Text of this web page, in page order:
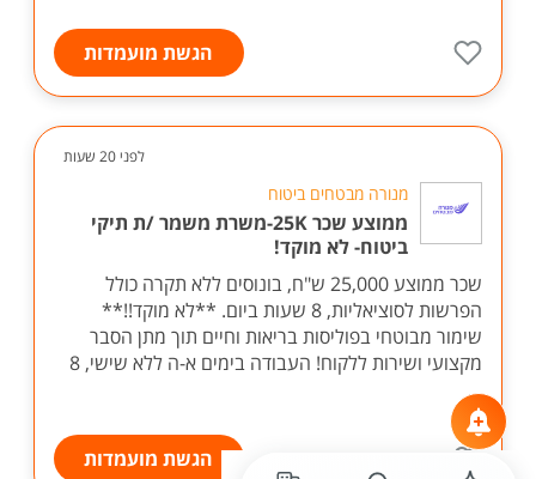
הגשת מועמדות
לפני 20 שעות
מנורה מבטחים ביטוח
ממוצע שכר 25K-משרת משמר /ת תיקי
ביטוח- לא מוקד!
שכר ממוצע 25,000 ש"ח, בונוסים ללא תקרה כולל
הפרשות לסוציאליות, 8 שעות ביום. **לא מוקד!!**
שימור מבוטחי בפוליסות בריאות וחיים תוך מתן הסבר
מקצועי ושירות ללקוח! העבודה בימים א-ה ללא שישי, 8
...
הגשת מועמדות